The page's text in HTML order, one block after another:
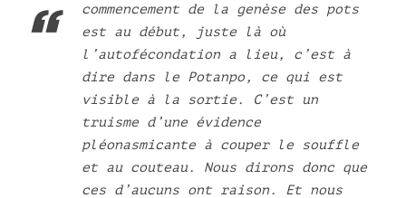
commencement de la genèse des pots
est au début, juste là où
l’autofécondation a lieu, c’est à
dire dans le Potanpo, ce qui est
visible à la sortie. C’est un
truisme d’une évidence
pléonasmicante à couper le souffle
et au couteau. Nous dirons donc que
ces d’aucuns ont raison. Et nous